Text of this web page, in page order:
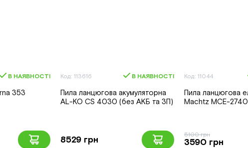
В НАЯВНОСТІ
353
Код: 113616 В НАЯВНОСТІ
Пила ланцюгова акумуляторна
AL-KO CS 4030 (без АКБ та ЗП)
8529 грн
Код: 11044
Пила ланцюгова
Machtz MCE-2740
5100 грн
3590 грн